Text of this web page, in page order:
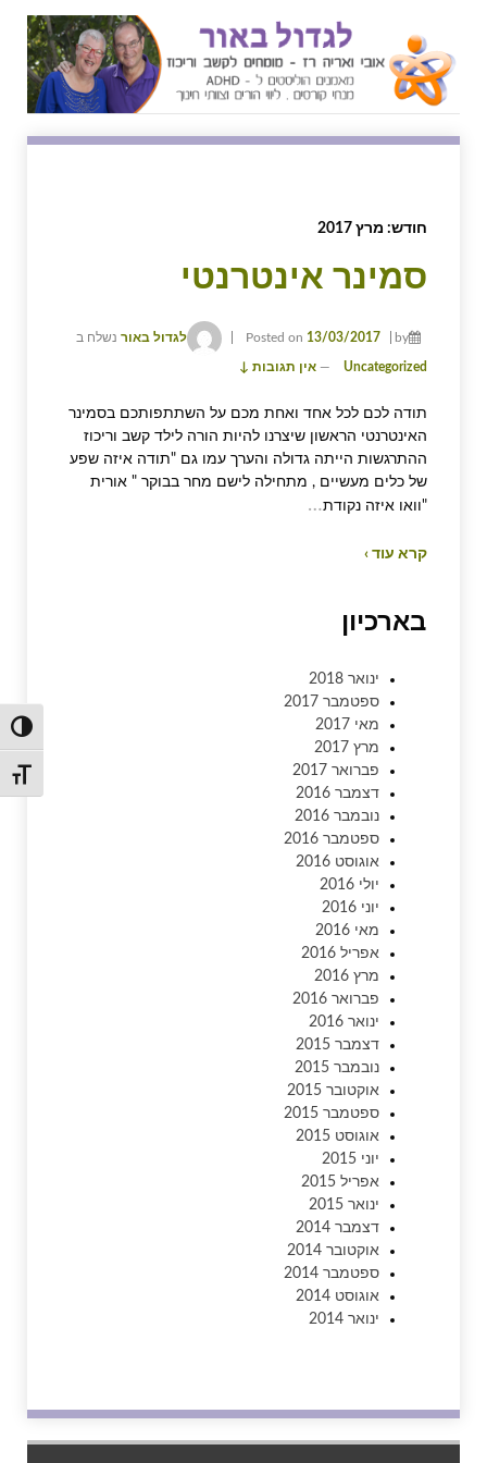
מתג
SKIP
TO
MAIN
CONTENT
חודש: מרץ 2017
סמינר אינטרנטי
Posted on 13/03/2017 by לגדול באור נשלח ב
Uncategorized
— אין תגובות ↓
תודה לכם לכל אחד ואחת מכם על השתתפותכם בסמינר
האינטרנטי הראשון שיצרנו להיות הורה לילד קשב וריכוז
ההתרגשות הייתה גדולה והערך עמו גם "תודה איזה שפע
של כלים מעשיים , מתחילה לישם מחר בבוקר " אורית
"וואו איזה נקודת…
קרא עוד ›
בארכיון
ינואר 2018
ספטמבר 2017
מאי 2017
מרץ 2017
פברואר 2017
דצמבר 2016
נובמבר 2016
ספטמבר 2016
אוגוסט 2016
יולי 2016
יוני 2016
מאי 2016
אפריל 2016
מרץ 2016
פברואר 2016
ינואר 2016
דצמבר 2015
נובמבר 2015
אוקטובר 2015
ספטמבר 2015
אוגוסט 2015
יוני 2015
אפריל 2015
ינואר 2015
דצמבר 2014
אוקטובר 2014
ספטמבר 2014
אוגוסט 2014
ינואר 2014